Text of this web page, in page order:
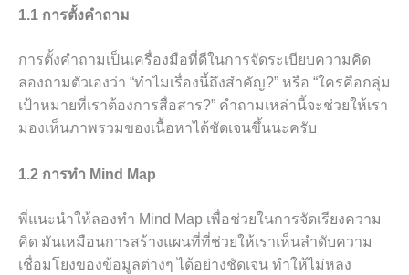
1.1 การตั้งคำถาม
การตั้งคำถามเป็นเครื่องมือที่ดีในการจัดระเบียบความคิด
ลองถามตัวเองว่า “ทำไมเรื่องนี้ถึงสำคัญ?” หรือ “ใครคือกลุ่ม
เป้าหมายที่เราต้องการสื่อสาร?” คำถามเหล่านี้จะช่วยให้เรา
มองเห็นภาพรวมของเนื้อหาได้ชัดเจนขึ้นนะครับ
1.2 การทำ Mind Map
พี่แนะนำให้ลองทำ Mind Map เพื่อช่วยในการจัดเรียงความ
คิด มันเหมือนการสร้างแผนที่ที่ช่วยให้เราเห็นลำดับความ
เชื่อมโยงของข้อมูลต่างๆ ได้อย่างชัดเจน ทำให้ไม่หลง